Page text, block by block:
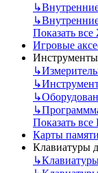
↳
↳
Показать
Игровые
Инструменты
↳
↳
↳
↳
Показать
Карты
Клавиатуры
↳